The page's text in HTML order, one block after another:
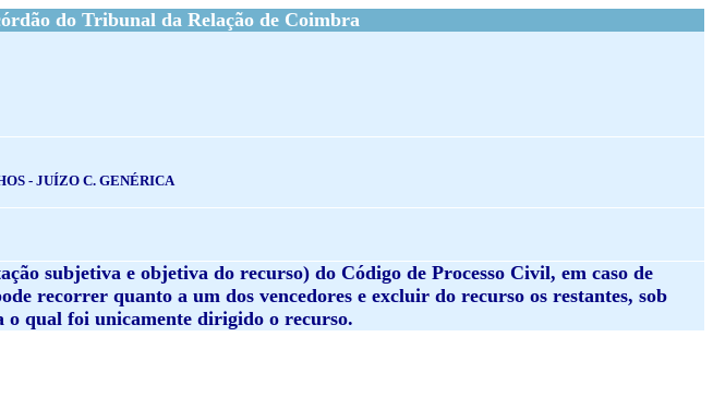
do Tribunal da Relação de Coimbra
- JUÍZO C. GENÉRICA
subjetiva e objetiva do recurso) do Código de Processo Civil, em caso de
recorrer quanto a um dos vencedores e excluir do recurso os restantes, sob
o qual foi unicamente dirigido o recurso.